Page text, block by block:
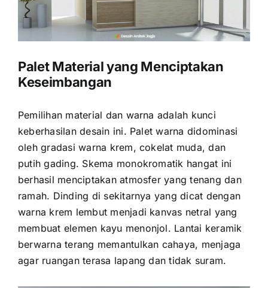
Palet Material yang Menciptakan
Keseimbangan
Pemilihan material dan warna adalah kunci
keberhasilan desain ini. Palet warna didominasi
oleh gradasi warna krem, cokelat muda, dan
putih gading. Skema monokromatik hangat ini
berhasil menciptakan atmosfer yang tenang dan
ramah. Dinding di sekitarnya yang dicat dengan
warna krem lembut menjadi kanvas netral yang
membuat elemen kayu menonjol. Lantai keramik
berwarna terang memantulkan cahaya, menjaga
agar ruangan terasa lapang dan tidak suram.